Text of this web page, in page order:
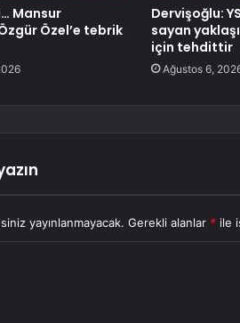
Mansur
Özel’e tebrik
Dervişoğlu:
sayan
için tehdittir
Ağustos 6,
yayınlanmayacak. Gerekli alanlar * ile